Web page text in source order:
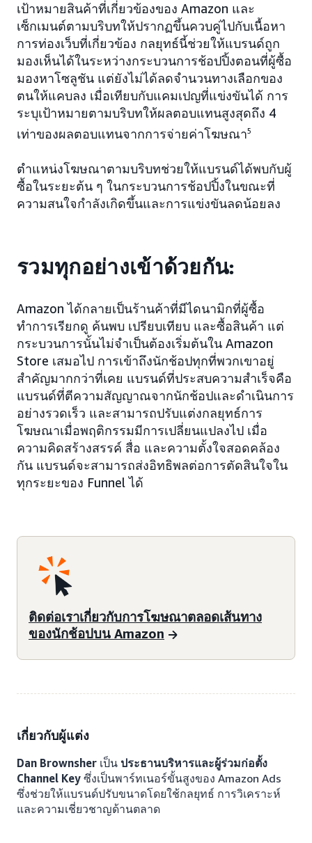
เป้าหมายสินค้าที่เกี่ยวข้องของ Amazon และ
เซ็กเมนต์ตามบริบทให้ปรากฏขึ้นควบคู่ไปกับเนื้อหา
การท่องเว็บที่เกี่ยวข้อง กลยุทธ์นี้ช่วยให้แบรนด์ถูก
มองเห็นได้ในระหว่างกระบวนการช้อปปิ้งตอนที่ผู้ซื้อ
มองหาโซลูชัน แต่ยังไม่ได้ลดจำนวนทางเลือกของ
ตนให้แคบลง เมื่อเทียบกับแคมเปญที่แข่งขันได้ การ
ระบุเป้าหมายตามบริบทให้ผลตอบแทนสูงสุดถึง 4
เท่าของผลตอบแทนจากการจ่ายค่าโฆษณา5
ตำแหน่งโฆษณาตามบริบทช่วยให้แบรนด์ได้พบกับผู้
ซื้อในระยะต้น ๆ ในกระบวนการช้อปปิ้งในขณะที่
ความสนใจกำลังเกิดขึ้นและการแข่งขันลดน้อยลง
รวมทุกอย่างเข้าด้วยกัน:
Amazon ได้กลายเป็นร้านค้าที่มีไดนามิกที่ผู้ซื้อ
ทำการเรียกดู ค้นพบ เปรียบเทียบ และซื้อสินค้า แต่
กระบวนการนั้นไม่จำเป็นต้องเริ่มต้นใน Amazon
Store เสมอไป การเข้าถึงนักช้อปทุกที่พวกเขาอยู่
สำคัญมากกว่าที่เคย แบรนด์ที่ประสบความสำเร็จคือ
แบรนด์ที่ตีความสัญญาณจากนักช้อปและดำเนินการ
อย่างรวดเร็ว และสามารถปรับแต่งกลยุทธ์การ
โฆษณาเมื่อพฤติกรรมมีการเปลี่ยนแปลงไป เมื่อ
ความคิดสร้างสรรค์ สื่อ และความตั้งใจสอดคล้อง
กัน แบรนด์จะสามารถส่งอิทธิพลต่อการตัดสินใจใน
ทุกระยะของ Funnel ได้
ติดต่อเราเกี่ยวกับการโฆษณาตลอดเส้นทาง
ของนักช้อปบน Amazon
เกี่ยวกับผู้แต่ง
Dan Brownsher เป็น ประธานบริหารและผู้ร่วมก่อตั้ง
Channel Key ซึ่งเป็นพาร์ทเนอร์ขั้นสูงของ Amazon Ads
ซึ่งช่วยให้แบรนด์ปรับขนาดโดยใช้กลยุทธ์ การวิเคราะห์
และความเชี่ยวชาญด้านตลาด